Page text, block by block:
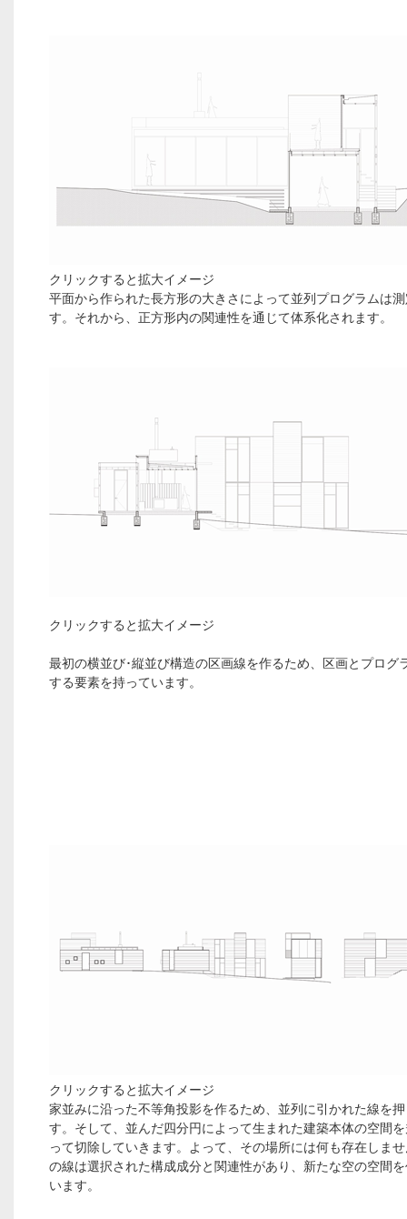
クリックすると拡大イメージ
平面から作られた長方形の大きさによって並列プログラムは
す。それから、正方形内の関連性を通じて体系化されます。
クリックすると拡大イメージ
最初の横並び･縦並び構造の区画線を作るため、区画とプログ
する要素を持っています。
クリックすると拡大イメージ
家並みに沿った不等角投影を作るため、並列に引かれた線を
す。そして、並んだ四分円によって生まれた建築本体の空間
って切除していきます。よって、その場所には何も存在しま
の線は選択された構成成分と関連性があり、新たな空の空間
います。